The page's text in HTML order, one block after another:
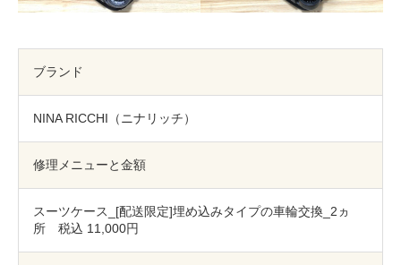
印鑑・はんこの作製 ダビング
包丁研ぎ 杖先の修理
店舗を探す
オンライン修理見積もりサービス（配送修理）
お問い合わせ
ブランド
NINA RICCHI（ニナリッチ）
修理メニューと金額
スーツケース_[配送限定]埋め込みタイプの車輪交換_2ヵ
所 税込 11,000円